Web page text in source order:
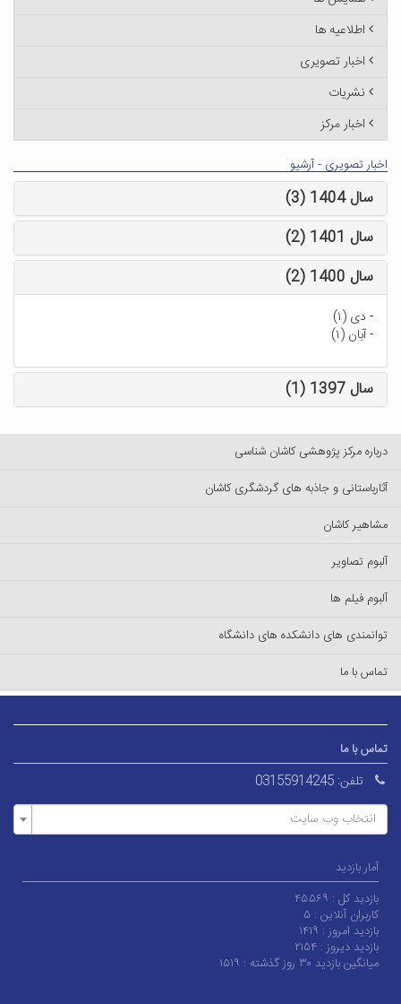
اطلاعیه ها
اخبار تصویری
نشریات
اخبار مرکز
اخبار تصویری - آرشیو
سال 1404 (3)
سال 1401 (2)
سال 1400 (2)
- دی (۱)
-آبان (۱)
سال 1397 (1)
درباره مرکز پژوهشی کاشان شناسی
آثارباستانی و جاذبه های گردشگری کاشان
مشاهیر کاشان
آلبوم تصاویر
آلبوم فیلم ها
توانمندی های دانشکده های دانشگاه
تماس با ما
تماس با ما
تلفن: 03155914245
انتخاب وب سایت
آمار بازدید
بازدید کل : ۴۵۵۶۹
کاربران آنلاین : ۵
بازدید امروز : ۱۴۱۹
بازدید دیروز : ۲۱۵۴
میانگین بازدید ۳۰ روز گذشته :
۱۵۱۹